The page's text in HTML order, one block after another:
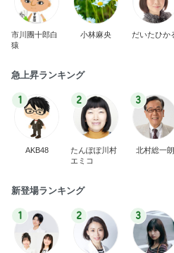
市川團十郎白
猿
小林麻央 だいたひか
急上昇ランキング
1
AKB48
2
たんぽぽ川村
エミコ
3
北村総一朗
新登場ランキング
1 2 3